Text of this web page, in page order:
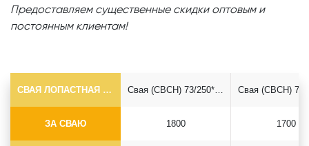
Предоставляем существенные скидки оптовым и
постоянным клиентам!
СВАЯ ЛОПАСТНАЯ Ф73*5.5
ЗА СВАЮ
Свая (СВСН) 73/250*2500
1800 1700